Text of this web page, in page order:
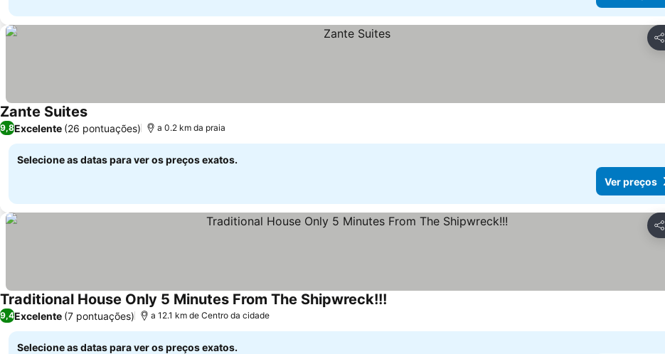
Zante Suites
9,8Excelente (26 pontuações) a 0.2 km da praia
Selecione as datas para ver os preços exatos.
Ver preços
Traditional House Only 5 Minutes From The Shipwreck!!!
9,4Excelente (7 pontuações) a 12.1 km de Centro da cidade
Selecione as datas para ver os preços exatos.